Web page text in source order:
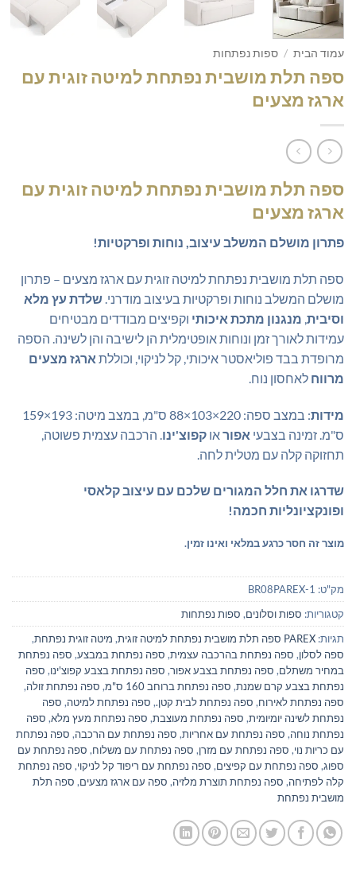
עמוד הבית / ספות נפתחות
ספה תלת מושבית נפתחת למיטה זוגית עם
ארגז מצעים
ספה תלת מושבית נפתחת למיטה זוגית עם
ארגז מצעים
פתרון מושלם המשלב עיצוב, נוחות ופרקטיות!
ספה תלת מושבית נפתחת למיטה זוגית עם ארגז מצעים – פתרון
מושלם המשלב נוחות ופרקטיות בעיצוב מודרני. שלדת עץ מלא
וסיבית מנגנון מתכת איכותי וקפיצים מבודדים מבטיחים
עמידות לאורך זמן ונוחות אופטימלית הן לישיבה והן לשינה. הספה
מרופדת בבד פוליאסטר איכותי, קל לניקוי, וכוללת ארגז מצעים
מרווח לאחסון נוח.
מידות
: במצב ספה: 220×103×88 ס"מ, במצב מיטה: 193×159
ס"מ. זמינה בצבעי אפוראו קפוצ'ינו . הרכבה עצמית פשוטה,
תחזוקה קלה עם מטלית לחה.
שדרגו את חלל המגורים שלכם עם עיצוב קלאסי
ופונקציונליות חכמה!
מוצר זה חסר כרגע במלאי ואינו זמין.
מק"ט: BR08PAREX-1
קטגוריות: ספות וסלונים, ספות נפתחות
תגיות: PAREX ספה תלת מושבית נפתחת למיטה זוגית , מיטה זוגית נפתחת,
ספה לסלון, ספה נפתחת בהרכבה עצמית, ספה נפתחת במבצע, ספה נפתחת
במחיר משתלם, ספה נפתחת בצבע אפור, ספה נפתחת בצבע קפוצ'ינו, ספה
נפתחת בצבע קרם שמנת, ספה נפתחת ברוחב 160 ס"מ , ספה נפתחת זולה,
ספה נפתחת לאירוח, ספה נפתחת לבית קטן., ספה נפתחת למיטה, ספה
נפתחת לשינה יומיומית, ספה נפתחת מעוצבת, ספה נפתחת מעץ מלא, ספה
נפתחת נוחה, ספה נפתחת עם אחריות, ספה נפתחת עם הרכבה, ספה נפתחת
עם כריות נוי, ספה נפתחת עם מזרן, ספה נפתחת עם משלוח, ספה נפתחת עם
ספוג, ספה נפתחת עם קפיצים, ספה נפתחת עם ריפוד קל לניקוי, ספה נפתחת
קלה לפתיחה, ספה נפתחת תוצרת מלזיה, ספה עם ארגז מצעים, ספה תלת
מושבית נפתחת